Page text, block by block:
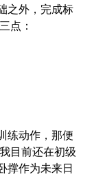
之外，完成标
点：
练动作，那便
目前还在初级
撑作为未来日